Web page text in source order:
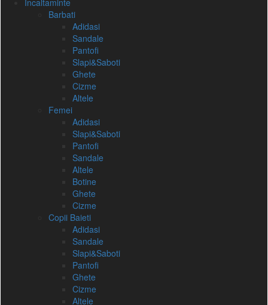
Incaltaminte
Barbati
Adidasi
Sandale
Pantofi
Slapi&Saboti
Ghete
Cizme
Altele
Femei
Adidasi
Slapi&Saboti
Pantofi
Sandale
Altele
Botine
Ghete
Cizme
Copii Baieti
Adidasi
Sandale
Slapi&Saboti
Pantofi
Ghete
Cizme
Altele